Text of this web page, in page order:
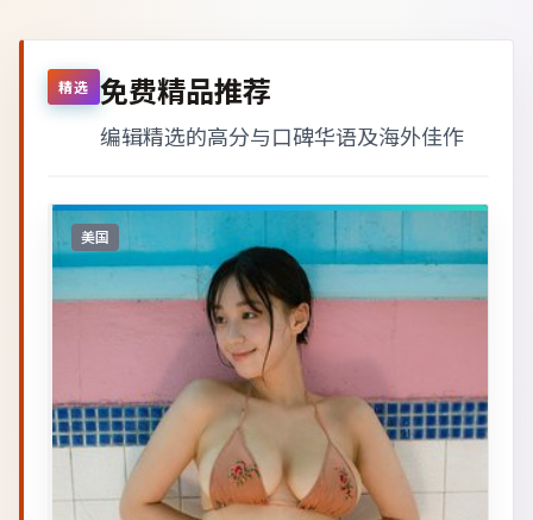
精选 免费精品推荐
编辑精选的高分与口碑华语及海外佳作
美国